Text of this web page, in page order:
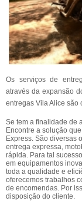
Os serviços de
através da expansão
entregas Vila Alice são
Se tem a finalidade de
Encontre a solução
Express. São diversas
entrega expressa,
rápida. Para tal
em equipamentos
toda a qualidade e
oferecemos trabalhos
de encomendas. Por
disposição do cliente.